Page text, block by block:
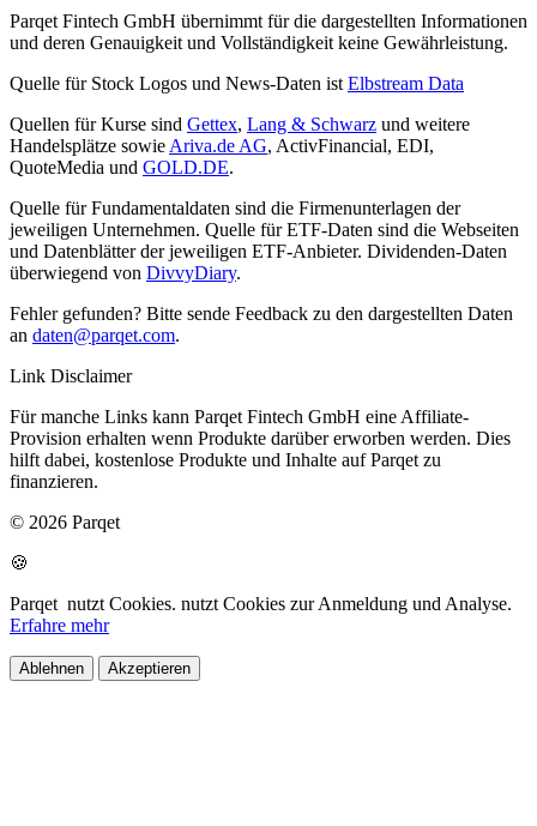
Parqet Fintech GmbH übernimmt für die dargestellten Informationen
und deren Genauigkeit und Vollständigkeit keine Gewährleistung.
Quelle für Stock Logos und News-Daten ist Elbstream Data
Quellen für Kurse sind Gettex, Lang & Schwarz und weitere
Handelsplätze sowie Ariva.de AG, ActivFinancial, EDI,
QuoteMedia und GOLD.DE.
Quelle für Fundamentaldaten sind die Firmenunterlagen der
jeweiligen Unternehmen. Quelle für ETF-Daten sind die Webseiten
und Datenblätter der jeweiligen ETF-Anbieter. Dividenden-Daten
überwiegend von DivvyDiary.
Fehler gefunden? Bitte sende Feedback zu den dargestellten Daten
an daten@parqet.com.
Link Disclaimer
Für manche Links kann Parqet Fintech GmbH eine Affiliate-
Provision erhalten wenn Produkte darüber erworben werden. Dies
hilft dabei, kostenlose Produkte und Inhalte auf Parqet zu
finanzieren.
© 2026 Parqet
🍪
Parqet nutzt Cookies. nutzt Cookies zur Anmeldung und Analyse.
Erfahre mehr
Ablehnen Akzeptieren